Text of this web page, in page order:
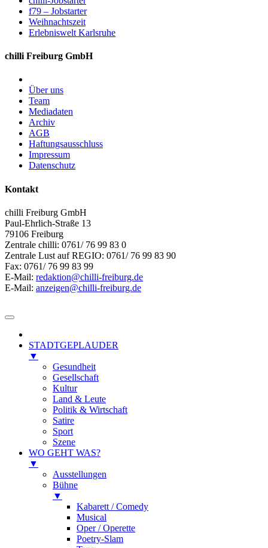
f79 – Jobstarter
Weihnachtszeit
Erlebniswelt Karlsruhe
chilli Freiburg GmbH
Über uns
Team
Mediadaten
Archiv
AGB
Haftungsausschluss
Impressum
Datenschutz
Kontakt
chilli Freiburg GmbH
Paul-Ehrlich-Straße 13
79106 Freiburg
Zentrale chilli: 0761/ 76 99 83 0
Zentrale Lust auf REGIO: 0761/ 76 99 83 90
Fax: 0761/ 76 99 83 99
E-Mail: redaktion@chilli-freiburg.de
E-Mail: anzeigen@chilli-freiburg.de
STADTGEPLAUDER
▼
Gesundheit
Gesellschaft
Kultur
Land & Leute
Politik & Wirtschaft
Satire
Sport
Szene
WO GEHT WAS?
▼
Ausstellungen
Bühne
▼
Kabarett / Comedy
Musical
Oper / Operette
Poetry-Slam